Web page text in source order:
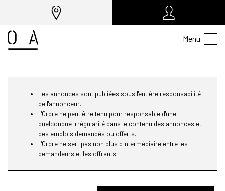
Menu
Les annonces sont publiées sous l'entière responsabilité
de l'annonceur.
L'Ordre ne peut être tenu pour responsable d'une
quelconque irrégularité dans le contenu des annonces et
des emplois demandés ou offerts.
L'Ordre ne sert pas non plus d'intermédiaire entre les
demandeurs et les offrants.